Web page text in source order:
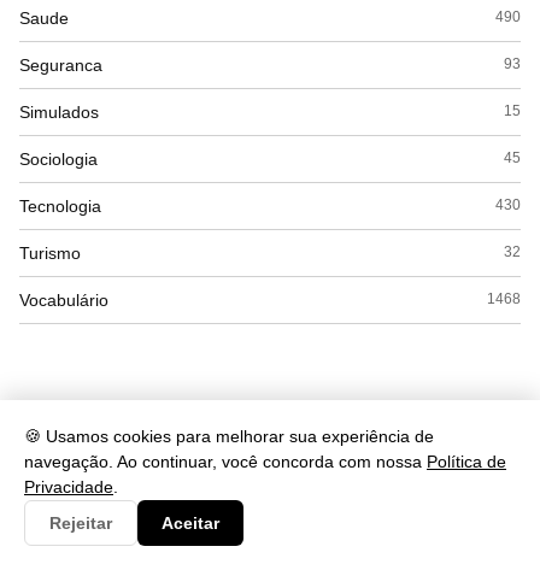
🍪 Usamos cookies para melhorar sua experiência de
navegação. Ao continuar, você concorda com nossa Política de
Privacidade
Rejeitar
Aceitar
Saude 490
Seguranca 93
Simulados 15
Sociologia 45
Tecnologia 430
Turismo 32
Vocabulário 1468